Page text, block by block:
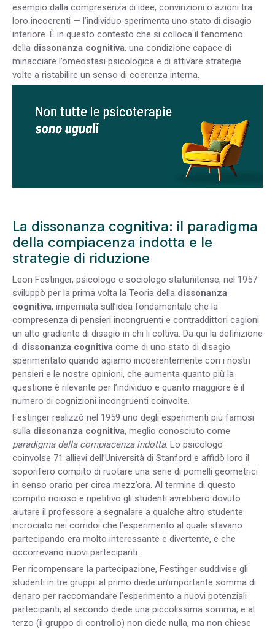
esempio dalla compresenza di idee, convinzioni o azioni tra
loro incoerenti — l’individuo sperimenta uno stato di disagio
interiore. È in questo contesto che si colloca il fenomeno
della dissonanza cognitiva, una condizione capace di
minacciare l’omeostasi psicologica e di attivare strategie
volte a ristabilire un senso di coerenza interna.
La dissonanza cognitiva: il paradigma
della compiacenza indotta e le
strategie di riduzione
Leon Festinger, psicologo e sociologo statunitense, nel 1957
sviluppò per la prima volta la Teoria della dissonanza
cognitiva, imperniata sull’idea fondamentale che la
compresenza di pensieri incongruenti e contraddittori cagioni
un alto gradiente di disagio in chi li coltiva. Da qui la definizione
di dissonanza cognitiva come di uno stato di disagio
sperimentato quando agiamo incoerentemente con i nostri
pensieri e le nostre opinioni, che aumenta quanto più la
questione è rilevante per l’individuo e quanto maggiore è il
numero di cognizioni incongruenti coinvolte.
Festinger realizzò nel 1959 uno degli esperimenti più famosi
sulla dissonanza cognitiva, meglio conosciuto come
paradigma della compiacenza indotta. Lo psicologo
coinvolse 71 allievi dell’Università di Stanford e affidò loro il
soporifero compito di ruotare una serie di pomelli geometrici
in senso orario per circa mezz’ora. Al termine di questo
compito noioso e ripetitivo gli studenti avrebbero dovuto
aiutare il professore a segnalare a qualche altro studente
incrociato nei corridoi che l’esperimento al quale stavano
partecipando era molto interessante e divertente, e che
occorrevano nuovi partecipanti.
Per ricompensare la partecipazione, Festinger suddivise gli
studenti in tre gruppi: al primo diede un’importante somma di
denaro per raccomandare l’esperimento a nuovi potenziali
partecipanti; al secondo diede una piccolissima somma; e al
terzo (il gruppo di controllo) non diede nulla, ma non chiese